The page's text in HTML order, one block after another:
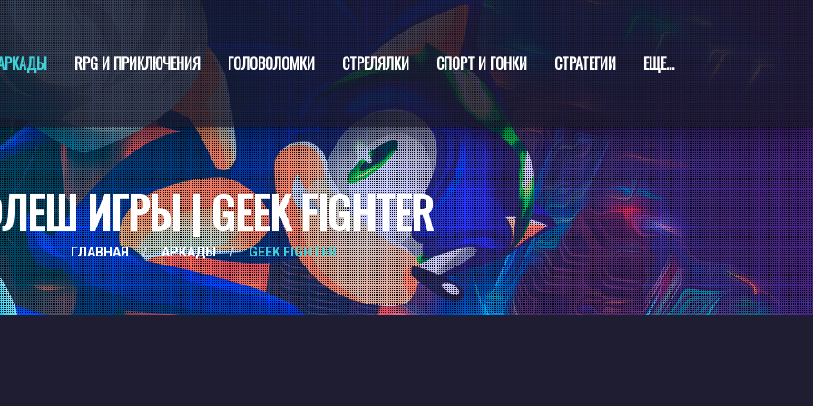
RPG И ПРИКЛЮЧЕНИЯ ГОЛОВОЛОМКИ СТРЕЛЯЛКИ СПОРТ И ГОНКИ СТРАТЕГИИ ЕЩЕ...
ИГРЫ | GEEK FIGHTER
ГЛАВНАЯ / АРКАДЫ / GEEK FIGHTER